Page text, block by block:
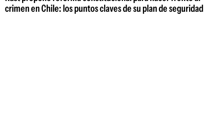
crimen en Chile: los puntos claves de su plan de seguridad